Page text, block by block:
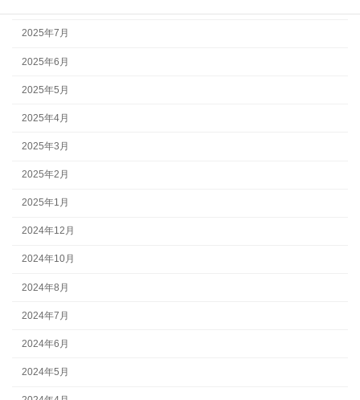
2025年7月
2025年6月
2025年5月
2025年4月
2025年3月
2025年2月
2025年1月
2024年12月
2024年10月
2024年8月
2024年7月
2024年6月
2024年5月